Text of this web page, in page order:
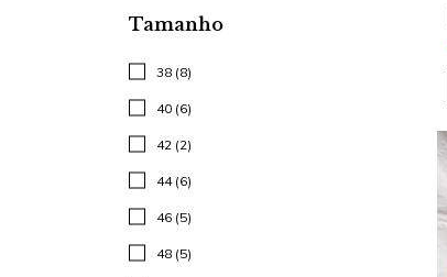
Tamanho
38 (8)
40 (6)
42 (2)
44 (6)
46 (5)
48 (5)